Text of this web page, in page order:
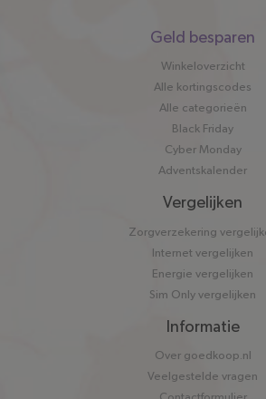
Geld besparen
Winkeloverzicht
Alle kortingscodes
Alle categorieën
Black Friday
Cyber Monday
Adventskalender
Vergelijken
Zorgverzekering
Internet vergelijken
Energie vergelijken
Sim Only vergelijken
Informatie
Over goedkoop.nl
Veelgestelde vragen